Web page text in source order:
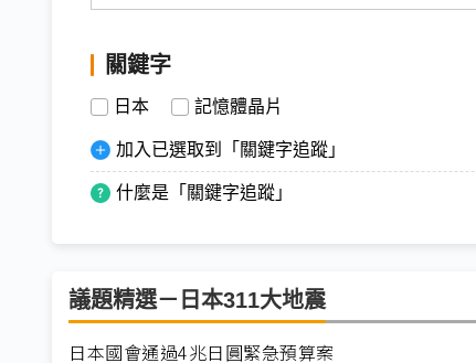
關鍵字
日本 記憶體晶片
加入已選取到「關鍵字追蹤」
什麼是「關鍵字追蹤」
議題精選－日本311大地震
日本國會通過4兆日圓緊急預算案